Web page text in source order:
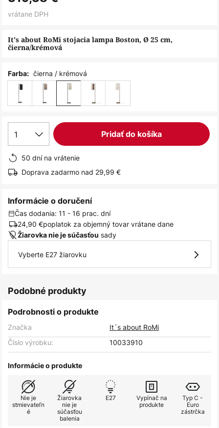
začiatok
obrázkov
It's about RoMi stojacia lampa Boston, Ø 25 cm,
čierna/krémová
vrátane DPH
Farba: čierna / krémová
1 Pridať do košíka
50 dní na vrátenie
Doprava zadarmo nad 29,99 €
Informácie o doručení
Čas dodania: 11 - 16 prac. dní
24,90 €poplatok za objemný tovar vrátane dane
Žiarovka nie je súčasťou sady
Vyberte E27 žiarovku
Podobné produkty
Podrobnosti o produkte
Značka
It´s about RoMi
Číslo výrobku:
10033910
Informácie o produkte
Nie je
stmievateľn
é
Žiarovka
nie je
súčasťou
balenia
E27
Vypínač na
produkte
Typ C -
Euro
zástrčka